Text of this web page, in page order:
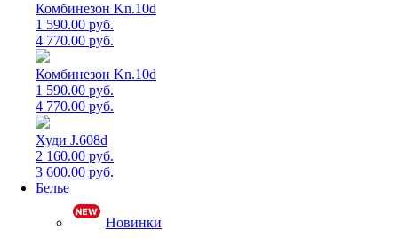
Комбинезон Kn.10d
1 590.00 руб.
4 770.00 руб.
Комбинезон Kn.10d
1 590.00 руб.
4 770.00 руб.
Худи J.608d
2 160.00 руб.
3 600.00 руб.
Белье
Новинки